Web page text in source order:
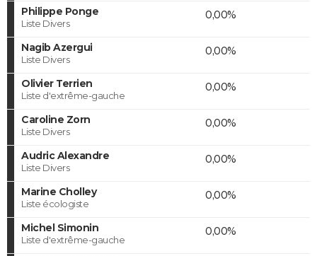
Philippe Ponge
Liste Divers
0,00%
Nagib Azergui
Liste Divers
0,00%
Olivier Terrien
Liste d'extrême-gauche
0,00%
Caroline Zorn
Liste Divers
0,00%
Audric Alexandre
Liste Divers
0,00%
Marine Cholley
Liste écologiste
0,00%
Michel Simonin
Liste d'extrême-gauche
0,00%